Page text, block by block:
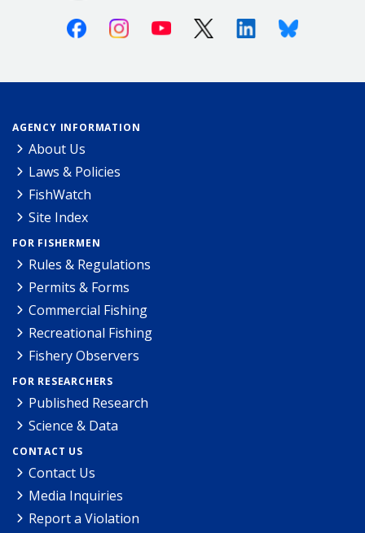
FacebookInstagramYoutube X (Twitter)LinkedinBluesky
AGENCY INFORMATION
About Us
Laws & Policies
FishWatch
Site Index
FOR FISHERMEN
Rules & Regulations
Permits & Forms
Commercial Fishing
Recreational Fishing
Fishery Observers
FOR RESEARCHERS
Published Research
Science & Data
CONTACT US
Contact Us
Media Inquiries
Report a Violation